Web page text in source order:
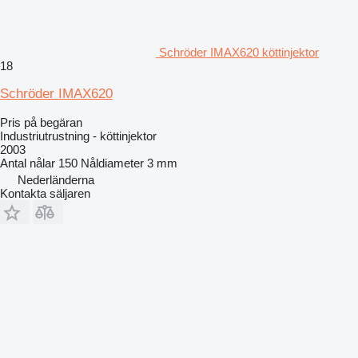
Schröder IMAX620 köttinjektor
18
Schröder IMAX620
Pris på begäran
Industriutrustning - köttinjektor
2003
Antal nålar 150 Nåldiameter 3 mm
Nederländerna
Kontakta säljaren